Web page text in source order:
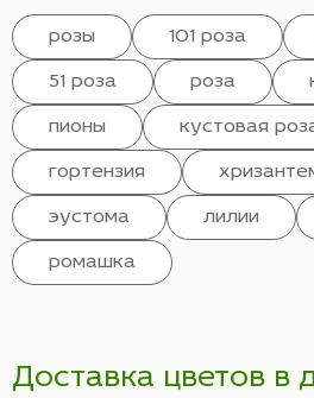
розы 101 роза
51 роза роза
пионы кустовая
гортензия
эустома лилии
ромашка
Доставка цветов в